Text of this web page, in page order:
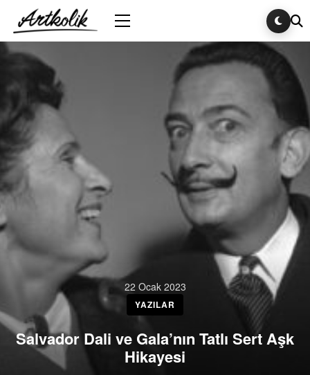
22 Ocak 2023
YAZILAR
Salvador Dali ve Gala’nın Tatlı Sert Aşk
Hikayesi